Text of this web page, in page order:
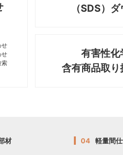
せ
せ
索
（SDS）
有害性化
含有商品取
材 04 軽量間